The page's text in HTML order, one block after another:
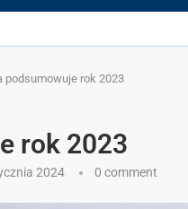
podsumowuje rok 2023
rok 2023
2024 0 comment